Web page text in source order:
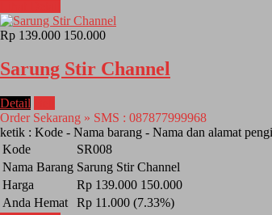
Rp 139.000 150.000
Sarung Stir Channel
Detail
Order Sekarang » SMS : 087877999968
ketik : Kode - Nama barang - Nama dan alamat
Kode
SR008
Nama Barang Sarung Stir Channel
Harga
Rp 139.000 150.000
Anda Hemat
Rp 11.000 (7.33%)